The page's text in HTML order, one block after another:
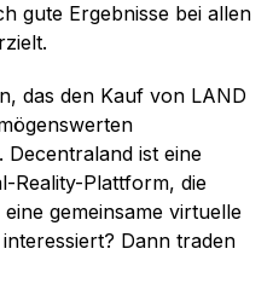
gute Ergebnisse bei allen
das den Kauf von LAND
ist eine
Reality-Plattform, die
gemeinsame virtuelle
Dann traden